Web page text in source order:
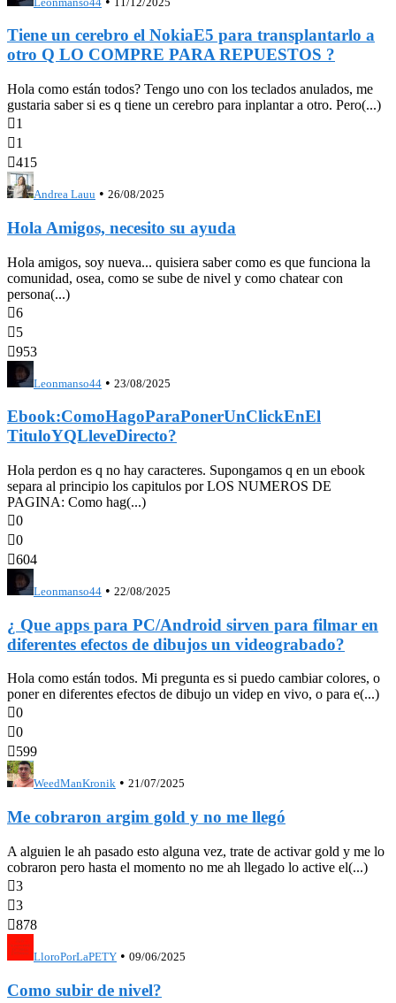
Tiene un cerebro el NokiaE5 para transplantarlo a
otro Q LO COMPRE PARA REPUESTOS ?
Hola como están todos? Tengo uno con los teclados anulados, me
gustaria saber si es q tiene un cerebro para inplantar a otro. Pero(...)
1
1
415
Andrea Lauu • 26/08/2025
Hola Amigos, necesito su ayuda
Hola amigos, soy nueva... quisiera saber como es que funciona la
comunidad, osea, como se sube de nivel y como chatear con
persona(...)
6
5
953
Leonmanso44 • 23/08/2025
Ebook:ComoHagoParaPonerUnClickEnEl
TituloYQLleveDirecto?
Hola perdon es q no hay caracteres. Supongamos q en un ebook
separa al principio los capitulos por LOS NUMEROS DE
PAGINA: Como hag(...)
0
0
604
Leonmanso44 • 22/08/2025
¿ Que apps para PC/Android sirven para filmar en
diferentes efectos de dibujos un videograbado?
Hola como están todos. Mi pregunta es si puedo cambiar colores, o
poner en diferentes efectos de dibujo un videp en vivo, o para e(...)
0
0
599
WeedManKronik • 21/07/2025
Me cobraron argim gold y no me llegó
A alguien le ah pasado esto alguna vez, trate de activar gold y me lo
cobraron pero hasta el momento no me ah llegado lo active el(...)
3
3
878
LloroPorLaPETY • 09/06/2025
Como subir de nivel?